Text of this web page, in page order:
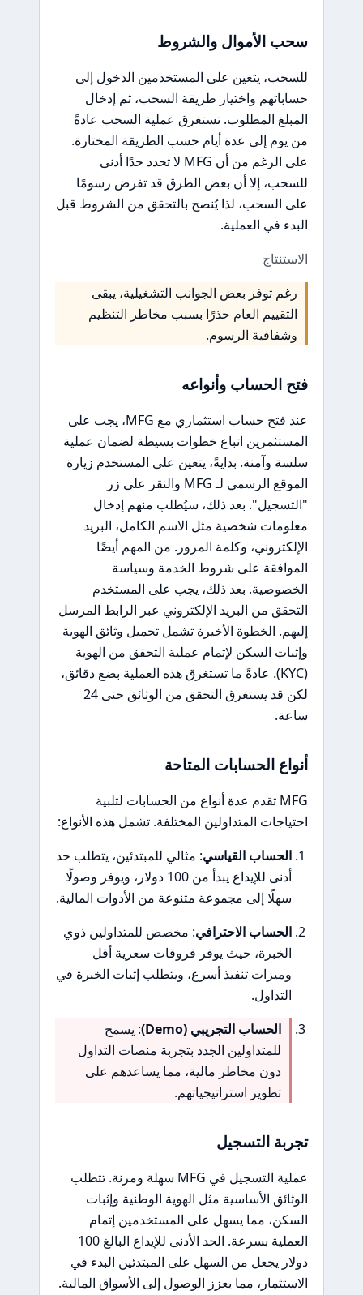
سحب الأموال والشروط
للسحب، يتعين على المستخدمين الدخول إلى
حساباتهم واختيار طريقة السحب، ثم إدخال
المبلغ المطلوب. تستغرق عملية السحب عادةً
من يوم إلى عدة أيام حسب الطريقة المختارة.
على الرغم من أن MFG لا تحدد حدًا أدنى
للسحب، إلا أن بعض الطرق قد تفرض رسومًا
على السحب، لذا يُنصح بالتحقق من الشروط قبل
البدء في العملية.
الاستنتاج
رغم توفر بعض الجوانب التشغيلية، يبقى
التقييم العام حذرًا بسبب مخاطر التنظيم
وشفافية الرسوم.
فتح الحساب وأنواعه
عند فتح حساب استثماري مع MFG، يجب على
المستثمرين اتباع خطوات بسيطة لضمان عملية
سلسة وآمنة. بدايةً، يتعين على المستخدم زيارة
الموقع الرسمي لـ MFG والنقر على زر
"التسجيل". بعد ذلك، سيُطلب منهم إدخال
معلومات شخصية مثل الاسم الكامل، البريد
الإلكتروني، وكلمة المرور. من المهم أيضًا
الموافقة على شروط الخدمة وسياسة
الخصوصية. بعد ذلك، يجب على المستخدم
التحقق من البريد الإلكتروني عبر الرابط المرسل
إليهم. الخطوة الأخيرة تشمل تحميل وثائق الهوية
وإثبات السكن لإتمام عملية التحقق من الهوية
(KYC). عادةً ما تستغرق هذه العملية بضع دقائق،
لكن قد يستغرق التحقق من الوثائق حتى 24
ساعة.
أنواع الحسابات المتاحة
MFG تقدم عدة أنواع من الحسابات لتلبية
احتياجات المتداولين المختلفة. تشمل هذه الأنواع:
الحساب القياسي: مثالي للمبتدئين، يتطلب حد
أدنى للإيداع يبدأ من 100 دولار، ويوفر وصولًا
سهلًا إلى مجموعة متنوعة من الأدوات المالية.
الحساب الاحترافي: مخصص للمتداولين ذوي
الخبرة، حيث يوفر فروقات سعرية أقل
وميزات تنفيذ أسرع، ويتطلب إثبات الخبرة في
التداول.
الحساب التجريبي (Demo)
: يسمح
للمتداولين الجدد بتجربة منصات التداول
دون مخاطر مالية، مما يساعدهم على
تطوير استراتيجياتهم.
تجربة التسجيل
عملية التسجيل في MFG سهلة ومرنة. تتطلب
الوثائق الأساسية مثل الهوية الوطنية وإثبات
السكن، مما يسهل على المستخدمين إتمام
العملية بسرعة. الحد الأدنى للإيداع البالغ 100
دولار يجعل من السهل على المبتدئين البدء في
الاستثمار، مما يعزز الوصول إلى الأسواق المالية.